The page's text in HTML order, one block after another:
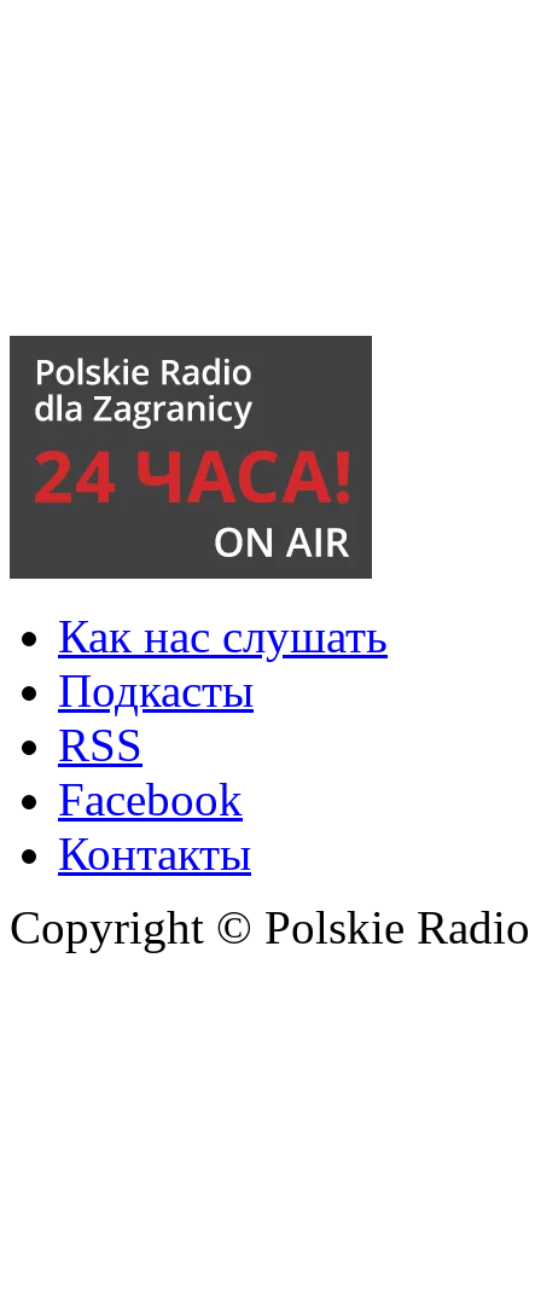
Как нас слушать
Подкасты
RSS
Facebook
Контакты
Copyright © Polskie